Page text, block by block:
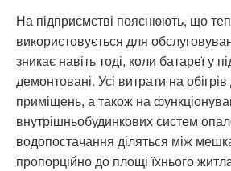
На підприємстві пояснюють, що
використовується для
зникає навіть тоді, коли батареї у
демонтовані. Усі витрати на
приміщень, а також на
внутрішньобудинкових систем
водопостачання діляться між
пропорційно до площі їхнього